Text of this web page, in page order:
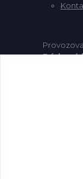
Dárkový